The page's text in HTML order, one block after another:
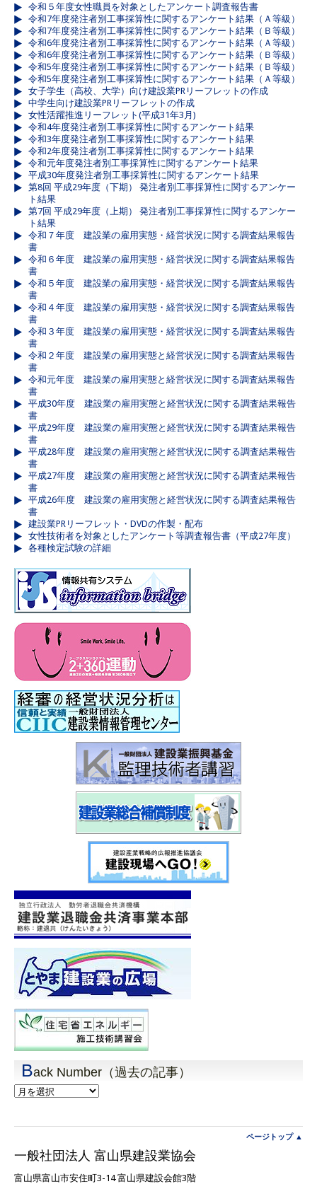
令和５年度女性職員を対象としたアンケート調査報告書
令和7年度発注者別工事採算性に関するアンケート結果（Ａ等級）
令和7年度発注者別工事採算性に関するアンケート結果（Ｂ等級）
令和6年度発注者別工事採算性に関するアンケート結果（Ａ等級）
令和6年度発注者別工事採算性に関するアンケート結果（Ｂ等級）
令和5年度発注者別工事採算性に関するアンケート結果（Ｂ等級）
令和5年度発注者別工事採算性に関するアンケート結果（Ａ等級）
女子学生（高校、大学）向け建設業PRリーフレットの作成
中学生向け建設業PRリーフレットの作成
女性活躍推進リーフレット(平成31年3月)
令和4年度発注者別工事採算性に関するアンケート結果
令和3年度発注者別工事採算性に関するアンケート結果
令和2年度発注者別工事採算性に関するアンケート結果
令和元年度発注者別工事採算性に関するアンケート結果
平成30年度発注者別工事採算性に関するアンケート結果
第8回 平成29年度（下期） 発注者別工事採算性に関するアンケー
ト結果
第7回 平成29年度（上期） 発注者別工事採算性に関するアンケー
ト結果
令和７年度 建設業の雇用実態・経営状況に関する調査結果報告
書
令和６年度 建設業の雇用実態・経営状況に関する調査結果報告
書
令和５年度 建設業の雇用実態・経営状況に関する調査結果報告
書
令和４年度 建設業の雇用実態・経営状況に関する調査結果報告
書
令和３年度 建設業の雇用実態・経営状況に関する調査結果報告
書
令和２年度 建設業の雇用実態と経営状況に関する調査結果報告
書
令和元年度 建設業の雇用実態と経営状況に関する調査結果報告
書
平成30年度 建設業の雇用実態と経営状況に関する調査結果報告
書
平成29年度 建設業の雇用実態と経営状況に関する調査結果報告
書
平成28年度 建設業の雇用実態と経営状況に関する調査結果報告
書
平成27年度 建設業の雇用実態と経営状況に関する調査結果報告
書
平成26年度 建設業の雇用実態と経営状況に関する調査結果報告
書
建設業PRリーフレット・DVDの作製・配布
女性技術者を対象としたアンケート等調査報告書（平成27年度）
各種検定試験の詳細
Back Number（過去の記事）
Back
Number（過
事）
ページトップ ▲
一般社団法人 富山県建設業協会
富山県富山市安住町3-14 富山県建設会館3階